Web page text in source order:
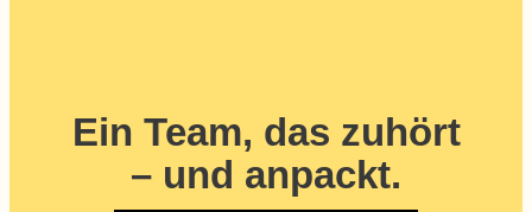
Ein Team, das zuhört
– und anpackt.